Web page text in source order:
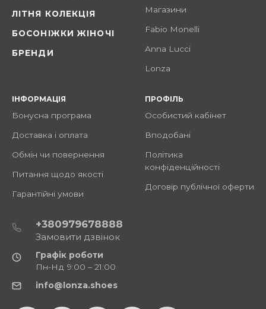
ЛІТНЯ КОЛЕКЦІЯ
БОСОНІЖКИ ЖІНОЧІ
БРЕНДИ
Магазини
Fabio Monelli
Anna Lucci
Lonza
ІНФОРМАЦІЯ
Бонусна програма
Доставка і оплата
Обмін чи повернення
Питання щодо якості
Гарантійні умови
ПРОФІЛЬ
Особистий кабінет
Вподобані
Політика
конфіденційності
Договір публічної оферти
+380979678888
Замовити дзвінок
Графік роботи
Пн-Нд 9:00 – 21:00
info@lonza.shoes